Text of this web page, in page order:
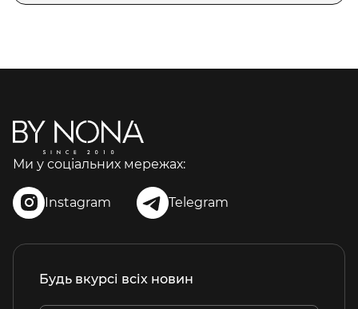
Ми у соціальних мережах:
Instagram Telegram
Будь вкурсі всіх новин